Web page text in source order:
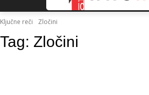
Ključne reči Zločini
Tag: Zločini